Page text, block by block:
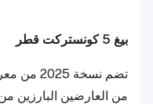
بيغ 5 كونستركت قطر
من العارضين البارزين